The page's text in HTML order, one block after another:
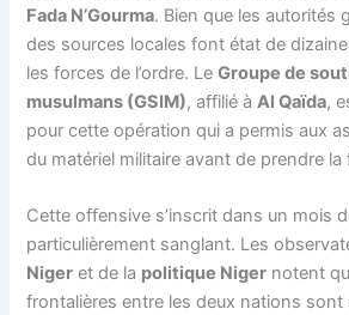
Fada N’Gourma. Bien que les autorités
des sources locales font état de
les forces de l’ordre. LeGroupe de
musulmans (GSIM), affilié àAl Qaïda,
pour cette opération qui a permis aux
du matériel militaire avant de prendre la
Cette offensive s’inscrit dans un mois
particulièrement sanglant. Les
Niger et de la politique Niger notent
frontalières entre les deux nations sont